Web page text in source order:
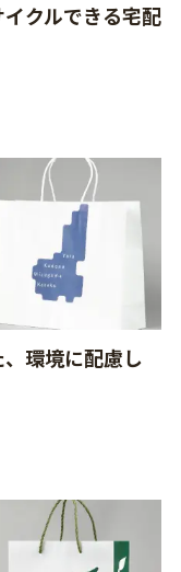
クルできる宅配
環境に配慮し